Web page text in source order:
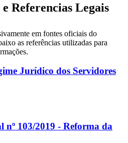
Referencias Legais
em fontes oficiais do
as referências utilizadas para
Jurídico dos Servidores
nº 103/2019 - Reforma da